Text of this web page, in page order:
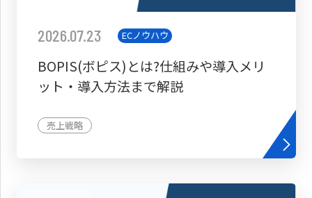
2026.07.23 ECノウハウ
BOPIS(ボピス)とは?仕組みや導入メリ
ット・導入方法まで解説
売上戦略